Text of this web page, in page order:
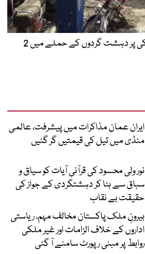
بنوں میں پولیس چوکی پر دہشت گردوں کے حملے میں 2
ایران عمان مذاکرات میں پیشرفت، عالمی
منڈی میں تیل کی قیمتیں گر گئیں
نور ولی محسود کی قرآنی آیات کو سیاق و
سباق سے ہٹا کر دہشتگردی کے جواز کی
حقیقت بے نقاب
بیرونِ ملک پاکستان مخالف مہم، ریاستی
اداروں کے خلاف الزامات اور غیر ملکی
روابط پر مبنی رپورٹ سامنے آ گئی